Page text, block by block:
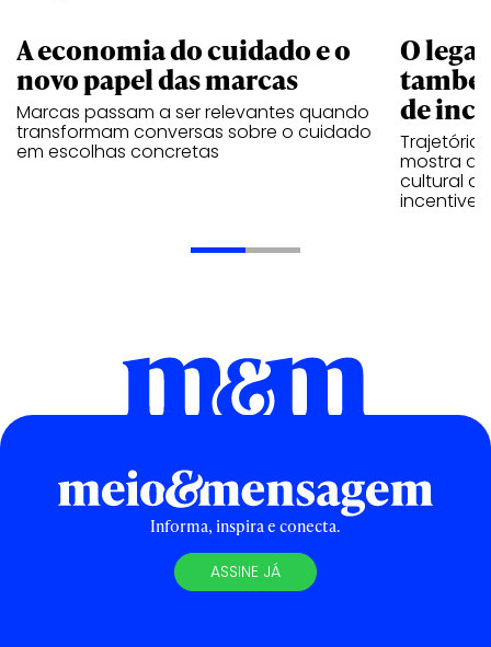
A economia do cuidado e o
novo papel das marcas
Marcas passam a ser relevantes quando
transformam conversas sobre o cuidado
em escolhas concretas
O
de
Trajetória
mostra
cultural
incentive
Informa, inspira e conecta.
ASSINE JÁ